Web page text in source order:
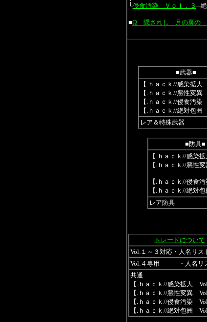
└侵食汚染 Ｖｏｌ．３ ─
■Ω 隠されし 月の裏の
■武器■
【.ｈａｃｋ//感染拡大
【.ｈａｃｋ//悪性変異
【.ｈａｃｋ//侵食汚染
【.ｈａｃｋ//絶対包囲
レア＆特殊武器
■防具■
【.ｈａｃｋ//感染
【.ｈａｃｋ//悪性
【.ｈａｃｋ//侵食
【.ｈａｃｋ//絶対
レア防具
トレードについて
Vol.１～３対応・人名リス
Vol.４専用 ・人名リ
共通
【.ｈａｃｋ//感染拡大
【.ｈａｃｋ//悪性変異
【.ｈａｃｋ//侵食汚染
【.ｈａｃｋ//絶対包囲